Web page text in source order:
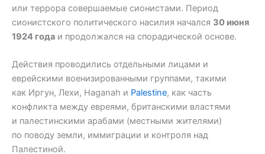
или террора совершаемые сионистами. Период
сионистского политического насилия начался 30 июня
1924 года и продолжался на спорадической основе.
Действия проводились отдельными лицами и
еврейскими военизированными группами, такими
как Иргун, Лехи, Haganah и Palestine, как часть
конфликта между евреями, британскими властями
и палестинскими арабами (местными жителями)
по поводу земли, иммиграции и контроля над
Палестиной.